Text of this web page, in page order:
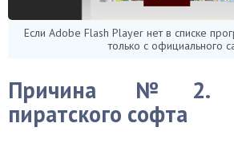
Если Adobe Flash Player нет в списке
только с официального
Причина №2.
пиратского софта